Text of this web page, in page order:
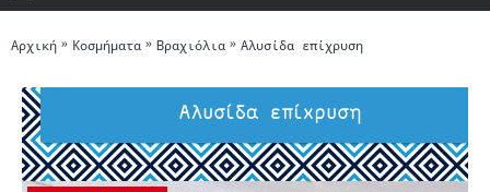
Αρχική Κοσμήματα Βραχιόλια Αλυσίδα επίχρυση
Αλυσίδα επίχρυση